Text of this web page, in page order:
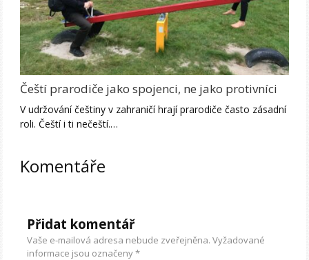
Čeští prarodiče jako spojenci, ne jako protivníci
V udržování češtiny v zahraničí hrají prarodiče často zásadní
roli. Čeští i ti nečeští.…
Komentáře
Přidat komentář
Vaše e-mailová adresa nebude zveřejněna. Vyžadované
informace jsou označeny*